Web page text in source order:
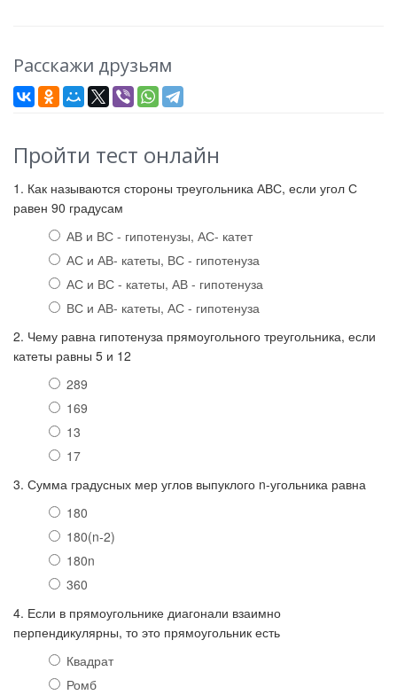
Расскажи друзьям
Пройти тест онлайн
1. Как называются стороны треугольника АВС, если угол С
равен 90 градусам
АВ и ВС - гипотенузы, АС- катет
АС и АВ- катеты, ВС - гипотенуза
АС и ВС - катеты, АВ - гипотенуза
ВС и АВ- катеты, АС - гипотенуза
2. Чему равна гипотенуза прямоугольного треугольника, если
катеты равны 5 и 12
289
169
13
17
3. Сумма градусных мер углов выпуклого n-угольника равна
180
180(n-2)
180n
360
4. Если в прямоугольнике диагонали взаимно
перпендикулярны, то это прямоугольник есть
Квадрат
Ромб